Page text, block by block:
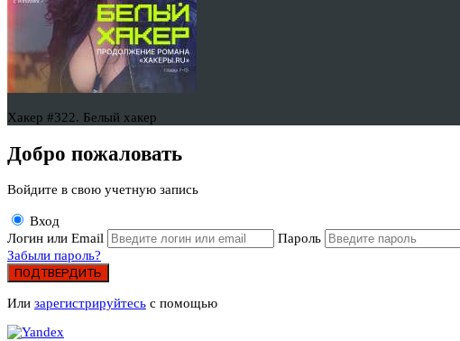
Хакер #322. Белый хакер
Добро пожаловать
Войдите в свою учетную запись
Вход
Логин или Email
Пароль
Забыли пароль?
ПОДТВЕРДИТЬ
Или зарегистрируйтесь с помощью